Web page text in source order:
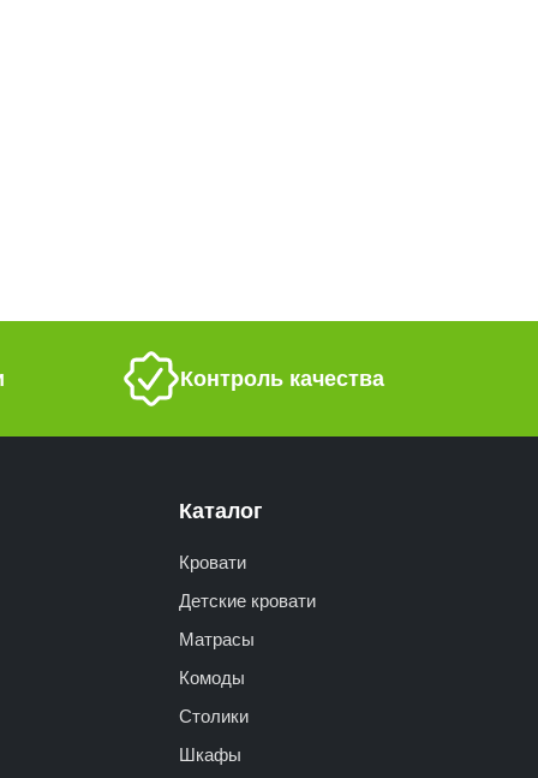
Контроль качества
Каталог
Кровати
Детские кровати
Матрасы
Комоды
Столики
Шкафы